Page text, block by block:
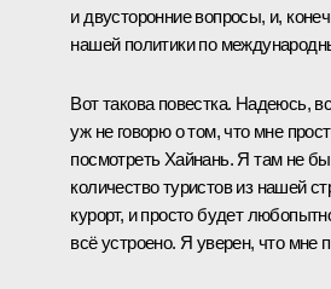
и двусторонние вопросы, и,
нашей политики по
Вот такова повестка. Надеюсь,
уж не говорю о том, что мне
посмотреть Хайнань. Я там не
количество туристов из нашей
курорт, и просто будет
всё устроено. Я уверен, что мне